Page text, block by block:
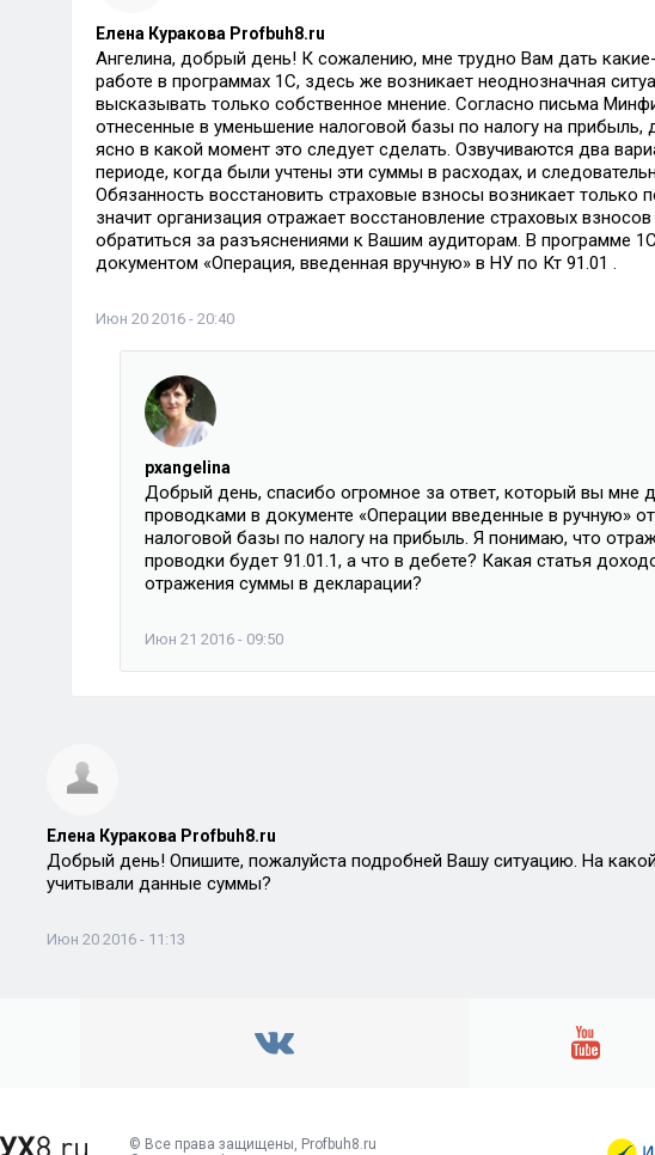
Елена Куракова Profbuh8.ru
Ангелина, добрый день! К сожалению, мне трудно Вам дать
работе в программах 1С, здесь же возникает неоднозначная
высказывать только собственное мнение. Согласно письма
отнесенные в уменьшение налоговой базы по налогу на
ясно в какой момент это следует сделать. Озвучиваются два
периоде, когда были учтены эти суммы в расходах, и
Обязанность восстановить страховые взносы возникает
значит организация отражает восстановление страховых
обратиться за разъяснениями к Вашим аудиторам. В программе
документом «Операция, введенная вручную» в НУ по Кт 91.01 .
Июн 20 2016 - 20:40
pxangelina
Добрый день, спасибо огромное за ответ, который вы мне
проводками в документе «Операции введенные в ручную»
налоговой базы по налогу на прибыль. Я понимаю, что
проводки будет 91.01.1, а что в дебете? Какая статья
отражения суммы в декларации?
Июн 21 2016 - 09:50
Елена Куракова Profbuh8.ru
Добрый день! Опишите, пожалуйста подробней Вашу ситуацию. На
учитывали данные суммы?
Июн 20 2016 - 11:13
© Все права защищены, Profbuh8.ru